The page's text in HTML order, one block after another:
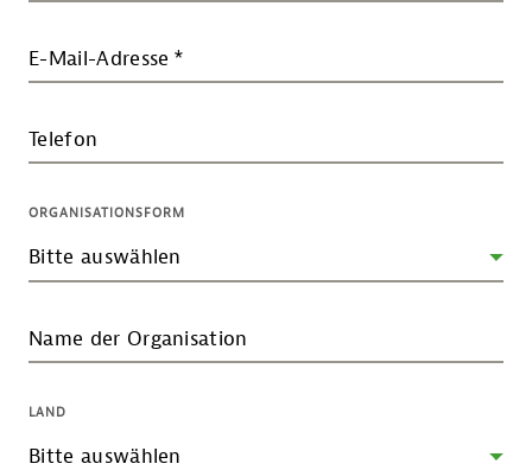
E-Mail-Adresse *
Telefon
ORGANISATIONSFORM
Name der Organisation
LAND